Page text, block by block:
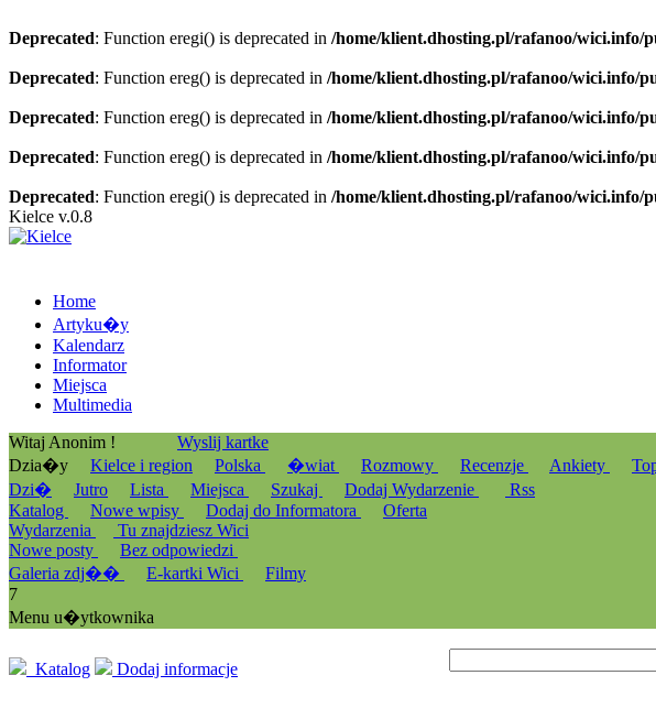
Deprecated: Function eregi() is deprecated in /home/klient.dhosting.pl/rafanoo/wici.info/
Deprecated: Function ereg() is deprecated in /home/klient.dhosting.pl/rafanoo/wici.info/
Deprecated: Function ereg() is deprecated in /home/klient.dhosting.pl/rafanoo/wici.info/
Deprecated: Function ereg() is deprecated in /home/klient.dhosting.pl/rafanoo/wici.info/
Deprecated: Function eregi() is deprecated in /home/klient.dhosting.pl/rafanoo/
Kielce v.0.8
Home
Artyku�y
Kalendarz
Informator
Miejsca
Multimedia
Witaj Anonim !
Wyslij kartke
Dzia�y
Kielce i region Polska �wiat Rozmowy Recenzje Ankiety
Dzi�
Jutro Lista Miejsca Szukaj Dodaj Wydarzenie
Rss
Katalog
Nowe wpisy Dodaj do Informatora
Oferta
Wydarzenia
Tu znajdziesz Wici
Nowe posty
Bez odpowiedzi
Galeria zdj��
E-kartki Wici
Filmy
7
Menu u�ytkownika
Katalog Dodaj informacje